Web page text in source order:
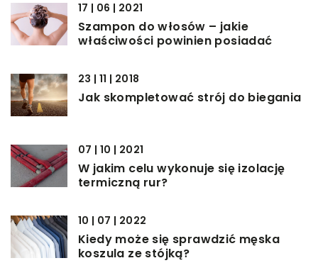
17 | 06 | 2021
Szampon do włosów – jakie
właściwości powinien posiadać
23 | 11 | 2018
Jak skompletować strój do biegania
07 | 10 | 2021
W jakim celu wykonuje się izolację
termiczną rur?
10 | 07 | 2022
Kiedy może się sprawdzić męska
koszula ze stójką?